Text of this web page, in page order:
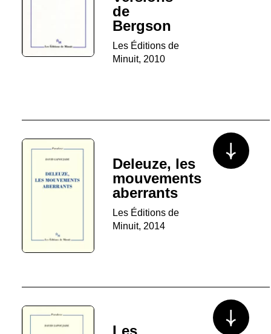
de
Bergson
Les Éditions de
Minuit, 2010
Deleuze, les
mouvements
aberrants
Les Éditions de
Minuit, 2014
Voir plus/
Voir plus/